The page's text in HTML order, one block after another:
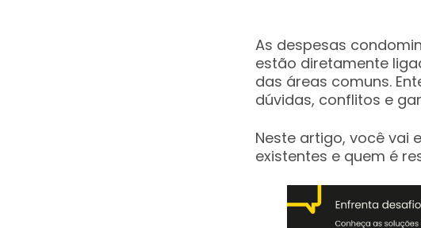
As despesas
estão diretamente
das áreas comuns.
dúvidas, conflitos e
Neste artigo, você vai
existentes e quem é